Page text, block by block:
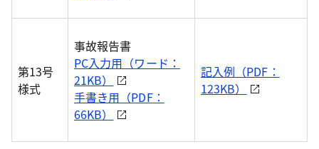
第13号
様式
事故報告書
PC入力用（ワード：
21KB）
手書き用（PDF：
66KB）
記入例（PDF：
123KB）